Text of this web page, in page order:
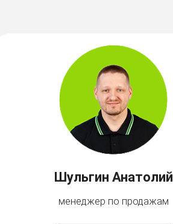
Шульгин Анатолий
менеджер по продажам